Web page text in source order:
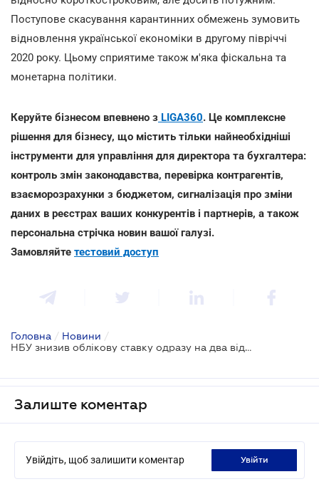
Поступове скасування карантинних обмежень зумовить
відновлення української економіки в другому півріччі
2020 року. Цьому сприятиме також м'яка фіскальна та
монетарна політики.
Керуйте бізнесом впевнено з LIGA360. Це комплексне
рішення для бізнесу, що містить тільки найнеобхідніші
інструменти для управління для директора та бухгалтера:
контроль змін законодавства, перевірка контрагентів,
взаєморозрахунки з бюджетом, сигналізація про зміни
даних в реєстрах ваших конкурентів і партнерів, а також
персональна стрічка новин вашої галузі.
Замовляйте тестовий доступ
Головна / Новини /
НБУ знизив облікову ставку одразу на два відсоткових пункти
Залиште коментар
Увійдіть, щоб залишити коментар увійти